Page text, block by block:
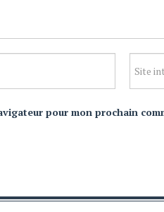
pour mon prochain